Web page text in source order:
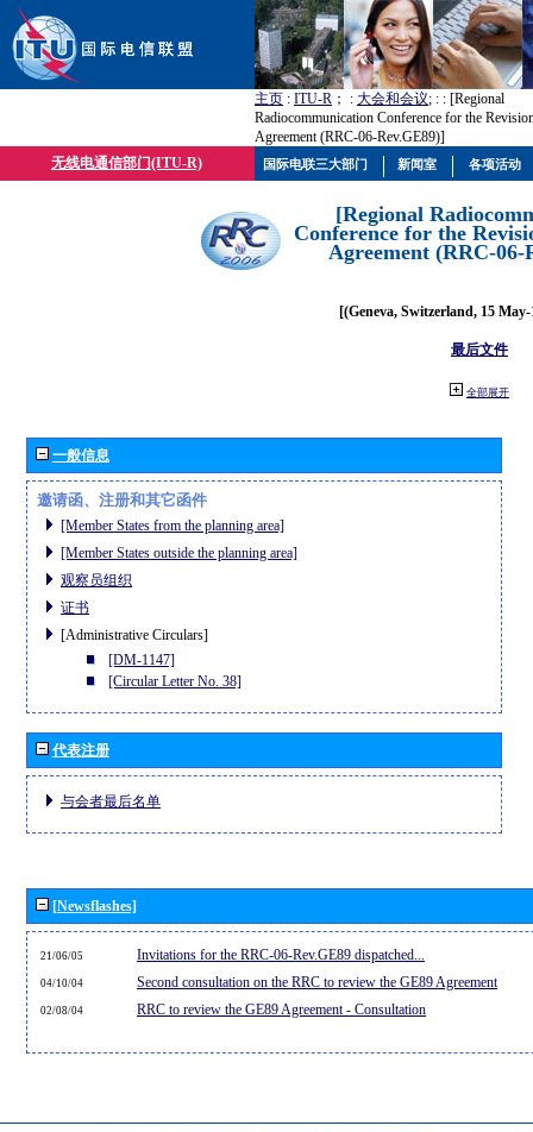
主页 : ITU-R ； : 大会和会议; : : [Regional
Radiocommunication Conference for the
Agreement (RRC-06-Rev.GE89)]
无线电通信部门(ITU-R)
[Regional
Conference for the
Agreement (RRC-06-
[(Geneva, Switzerland, 15
最后文件
全部展开
一般信息
邀请函、注册和其它函件
[Member States from the planning area]
[Member States outside the planning area]
观察员组织
证书
[Administrative Circulars]
[DM-1147]
[Circular Letter No. 38]
代表注册
与会者最后名单
[Newsflashes]
21/06/05 Invitations for the RRC-06-Rev.GE89 dispatched...
04/10/04 Second consultation on the RRC to review the GE89 Agreement
02/08/04 RRC to review the GE89 Agreement - Consultation
国际电联三大部门 新闻室 各项活动